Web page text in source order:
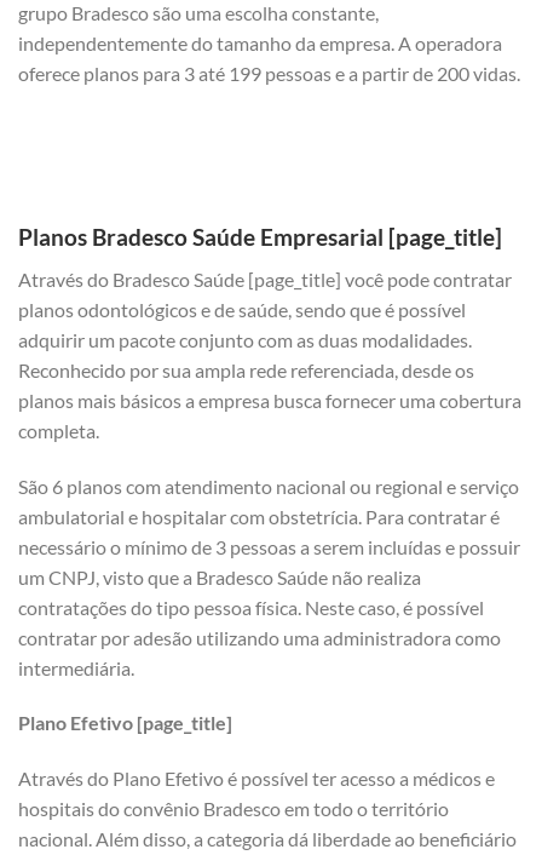
grupo Bradesco são uma escolha constante,
independentemente do tamanho da empresa. A operadora
oferece planos para 3 até 199 pessoas e a partir de 200 vidas.
Planos Bradesco Saúde Empresarial [page_title]
Através do Bradesco Saúde [page_title] você pode contratar
planos odontológicos e de saúde, sendo que é possível
adquirir um pacote conjunto com as duas modalidades.
Reconhecido por sua ampla rede referenciada, desde os
planos mais básicos a empresa busca fornecer uma cobertura
completa.
São 6 planos com atendimento nacional ou regional e serviço
ambulatorial e hospitalar com obstetrícia. Para contratar é
necessário o mínimo de 3 pessoas a serem incluídas e possuir
um CNPJ, visto que a Bradesco Saúde não realiza
contratações do tipo pessoa física. Neste caso, é possível
contratar por adesão utilizando uma administradora como
intermediária.
Plano Efetivo [page_title]
Através do Plano Efetivo é possível ter acesso a médicos e
hospitais do convênio Bradesco em todo o território
nacional. Além disso, a categoria dá liberdade ao beneficiário